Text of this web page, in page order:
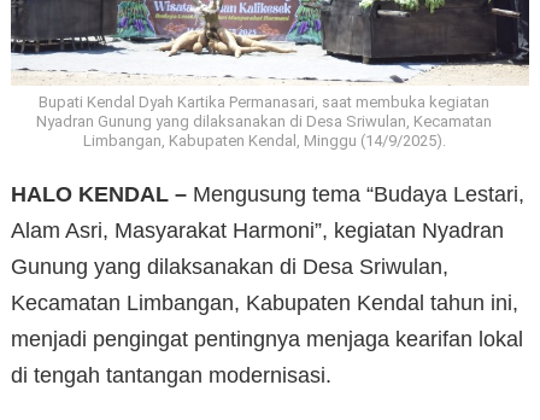
Bupati Kendal Dyah Kartika Permanasari, saat membuka kegiatan
Nyadran Gunung yang dilaksanakan di Desa Sriwulan, Kecamatan
Limbangan, Kabupaten Kendal, Minggu (14/9/2025).
HALO KENDAL – Mengusung tema “Budaya Lestari,
Alam Asri, Masyarakat Harmoni”, kegiatan Nyadran
Gunung yang dilaksanakan di Desa Sriwulan,
Kecamatan Limbangan, Kabupaten Kendal tahun ini,
menjadi pengingat pentingnya menjaga kearifan lokal
di tengah tantangan modernisasi.